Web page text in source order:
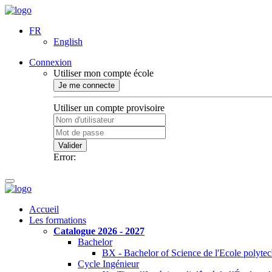
FR
English
Connexion
Utiliser mon compte école
Je me connecte
Utiliser un compte provisoire
Valider
Error:
Accueil
Les formations
Catalogue 2026 - 2027
Bachelor
BX - Bachelor of Science de l'Ecole
Cycle Ingénieur